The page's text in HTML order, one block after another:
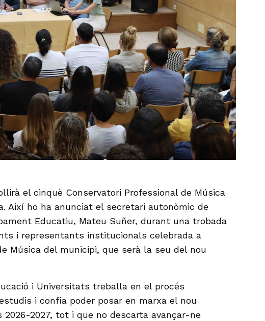
el cinquè Conservatori Professional de Música
Així ho ha anunciat el secretari autonòmic de
Educatiu, Mateu Suñer, durant una trobada
i representants institucionals celebrada a
Música del municipi, que serà la seu del nou
i Universitats treballa en el procés
i confia poder posar en marxa el nou
2026-2027, tot i que no descarta avançar-ne